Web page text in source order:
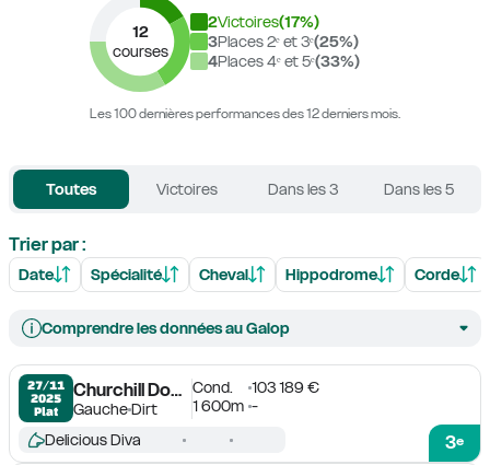
12
courses
2Victoires(17%)
3Places 2ᵉ et 3ᵉ(25%)
4Places 4ᵉ et 5ᵉ(33%)
Les 100 dernières performances des 12 derniers mois.
Toutes Victoires Dans les 3 Dans les 5
Trier par :
Date Spécialité Cheval Hippodrome Corde
Comprendre les données au Galop
27/11
2025
Plat
Churchill Downs
GaucheDirt
Cond.
103 189 €
1 600m -
3e
Delicious Diva